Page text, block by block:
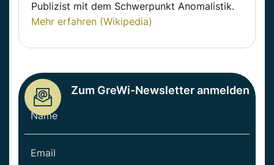
Publizist mit dem Schwerpunkt Anomalistik.
Mehr erfahren (Wikipedia)
Zum GreWi-Newsletter anmelden